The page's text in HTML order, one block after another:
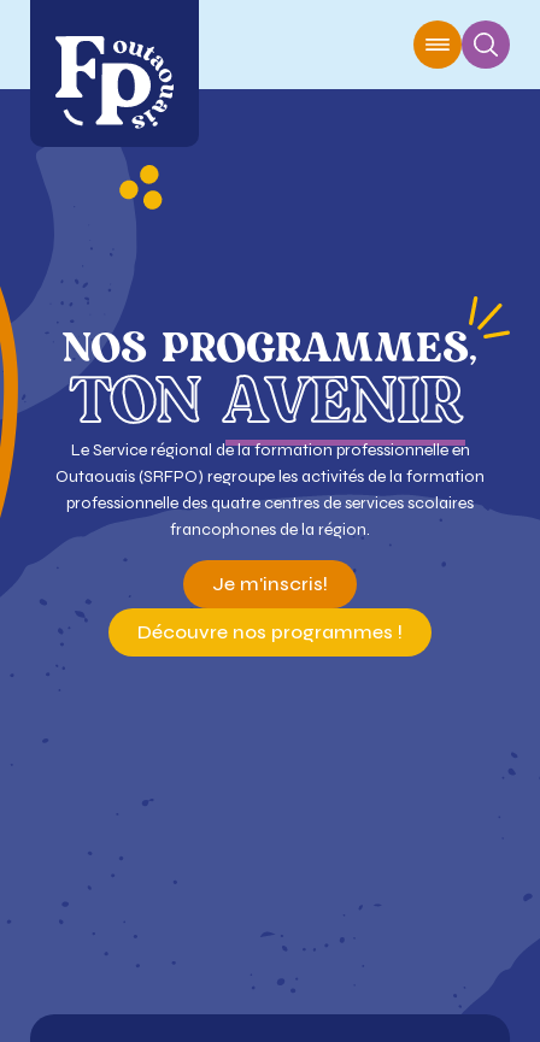
NOS PROGRAMMES,
TONAVENIR
Le Service régional de la formation professionnelle en
Outaouais (SRFPO) regroupe les activités de la formation
professionnelle des quatre centres de services scolaires
francophones de la région.
Je m'inscris!
Découvre nos programmes !